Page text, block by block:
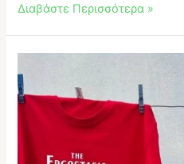
Δρομολόγια
ΚΤΕΛ
Δράμας
με
επιστροφή!
Διαβάστε Περισσότερα »